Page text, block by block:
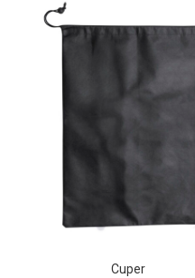
SELECCIONAR OPCIONES
Cuper